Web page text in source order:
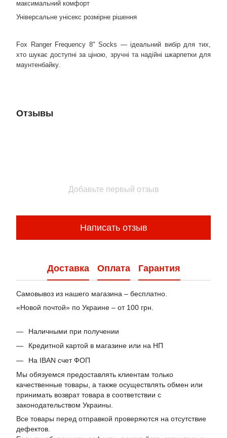
максимальний комфорт
Універсальне унісекс розмірне рішення
Fox Ranger Frequency 8" Socks — ідеальний вибір для тих,
хто шукає доступні за ціною, зручні та надійні шкарпетки для
маунтенбайку.
Отзывы
Добавьте первый отзыв
Написать отзыв
Доставка Оплата Гарантия
Самовывоз из нашего магазина – бесплатно.
«Новой почтой» по Украине – от 100 грн.
Наличными при получении
Кредитной картой в магазине или на НП
На IBAN счет ФОП
Мы обязуемся предоставлять клиентам только
качественные товары, а также осуществлять обмен или
принимать возврат товара в соответствии с
законодательством Украины.
Все товары перед отправкой проверяются на отсутствие
дефектов.